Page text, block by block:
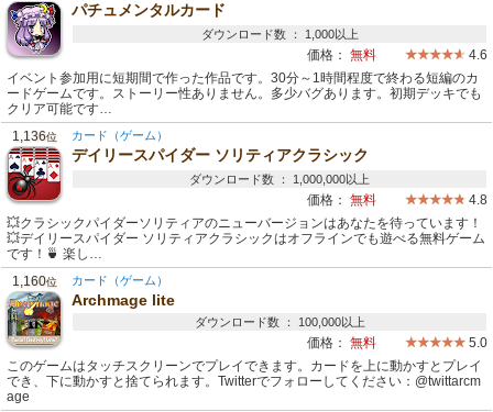
パチュメンタルカード
ダウンロード数 ： 1,000以上
価格： 無料
4.6
イベント参加用に短期間で作った作品です。30分～1時間程度で終わる短編のカ
ードゲームです。ストーリー性ありません。多少バグあります。初期デッキでも
クリア可能です…
1,136位 カード（ゲーム）
デイリースパイダー ソリティアクラシック
ダウンロード数 ： 1,000,000以上
価格： 無料
4.8
💥クラシックパイダーソリティアのニューバージョンはあなたを待っています！
💥デイリースパイダー ソリティアクラシックはオフラインでも遊べる無料ゲーム
です！🍵 楽し…
1,160位 カード（ゲーム）
Archmage lite
ダウンロード数 ： 100,000以上
価格： 無料
5.0
このゲームはタッチスクリーンでプレイできます。カードを上に動かすとプレイ
でき、下に動かすと捨てられます。Twitterでフォローしてください：@twittarcm
age